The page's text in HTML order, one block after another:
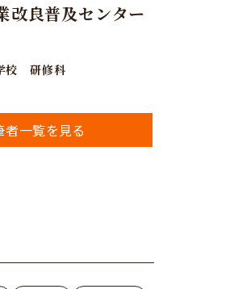
改良普及センター
校 研修科
者一覧を見る